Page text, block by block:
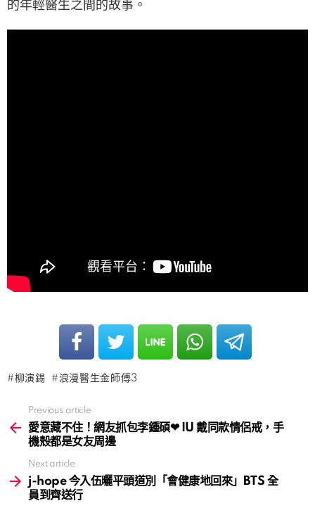
的年輕醫生之間的故事。
柳演錫 浪漫醫生金師傅3
more
Previous article
愛意藏不住！網友抓包李鍾碩❤ IU 戴同款情侶戒，手
機殼都是女友周邊
Next article
j-hope 今入伍曬平頭道別「會健康地回來」BTS 全
員到齊送行